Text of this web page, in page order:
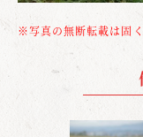
※写真の無断転載は固く